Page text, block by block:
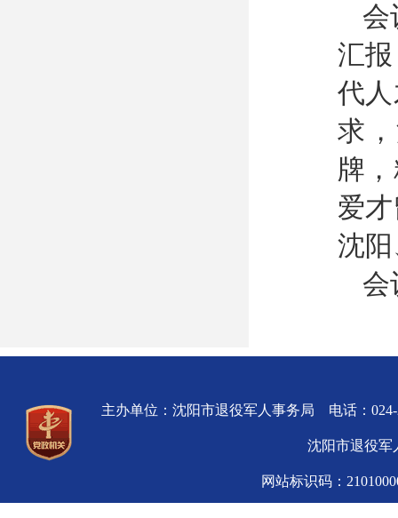
会
汇
代
求
牌
爱
沈
会
主办单位：沈阳市退役军人事务局 电话：
沈阳市退役军
网站标识码：